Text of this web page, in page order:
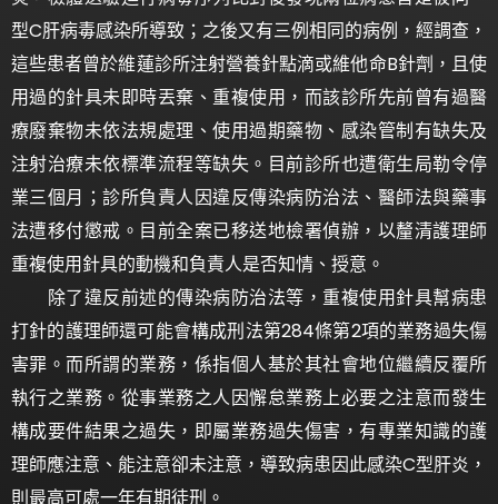
型C肝病毒感染所導致；之後又有三例相同的病例，經調查，
這些患者曾於維蓮診所注射營養針點滴或維他命B針劑，且使
用過的針具未即時丟棄、重複使用，而該診所先前曾有過醫
療廢棄物未依法規處理、使用過期藥物、感染管制有缺失及
注射治療未依標準流程等缺失。目前診所也遭衛生局勒令停
業三個月；診所負責人因違反傳染病防治法、醫師法與藥事
法遭移付懲戒。目前全案已移送地檢署偵辦，以釐清護理師
重複使用針具的動機和負責人是否知情、授意。
除了違反前述的傳染病防治法等，重複使用針具幫病患
打針的護理師還可能會構成刑法第284條第2項的業務過失傷
害罪。而所謂的業務，係指個人基於其社會地位繼續反覆所
執行之業務。從事業務之人因懈怠業務上必要之注意而發生
構成要件結果之過失，即屬業務過失傷害，有專業知識的護
理師應注意、能注意卻未注意，導致病患因此感染C型肝炎，
則最高可處一年有期徒刑。